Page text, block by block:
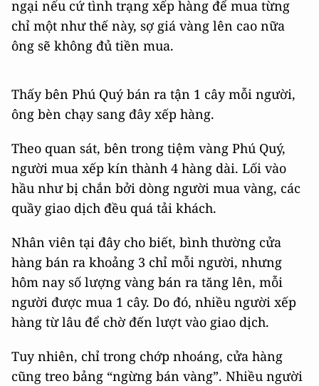
ngại nếu cứ tình trạng xếp hàng để mua từng
chỉ một như thế này, sợ giá vàng lên cao nữa
ông sẽ không đủ tiền mua.
Thấy bên Phú Quý bán ra tận 1 cây mỗi người,
ông bèn chạy sang đây xếp hàng.
Theo quan sát, bên trong tiệm vàng Phú Quý,
người mua xếp kín thành 4 hàng dài. Lối vào
hầu như bị chắn bởi dòng người mua vàng, các
quầy giao dịch đều quá tải khách.
Nhân viên tại đây cho biết, bình thường cửa
hàng bán ra khoảng 3 chỉ mỗi người, nhưng
hôm nay số lượng vàng bán ra tăng lên, mỗi
người được mua 1 cây. Do đó, nhiều người xếp
hàng từ lâu để chờ đến lượt vào giao dịch.
Tuy nhiên, chỉ trong chớp nhoáng, cửa hàng
cũng treo bảng “ngừng bán vàng”. Nhiều người